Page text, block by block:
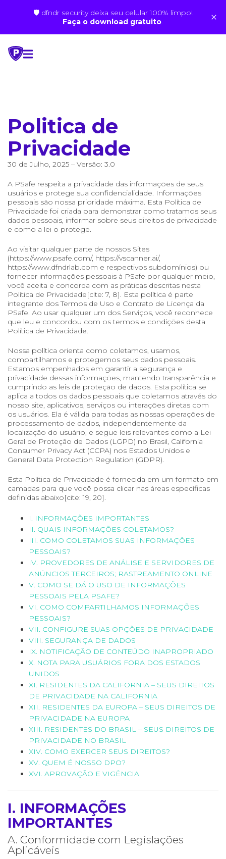
🛡 dfndr security deixa seu celular 100% limpo!
Faça o download gratuito. ×
content
Politica de
Privacidade
30 de Julho, 2025 – Versão: 3.0
A PSafe respeita a privacidade das informações de seus
usuários e protege sua confidencialidade. Informações
pessoais são nossa prioridade máxima. Esta Política de
Privacidade foi criada para demonstrar como tratamos seus
dados pessoais, informar sobre seus direitos de privacidade
e como a lei o protege.
Ao visitar qualquer parte de nossos Sites
(https://www.psafe.com/, https://vscanner.ai/,
https://www.dfndrlab.com e respectivos subdomínios) ou
fornecer informações pessoais à PSafe por qualquer meio,
você aceita e concorda com as práticas descritas nesta
Política de Privacidade[cite: 7, 8]. Esta política é parte
integrante dos Termos de Uso e Contrato de Licença da
PSafe. Ao usar qualquer um dos Serviços, você reconhece
que leu e concordou com os termos e condições desta
Política de Privacidade.
Nossa política orienta como coletamos, usamos,
compartilhamos e protegemos seus dados pessoais.
Estamos empenhados em garantir a segurança e
privacidade dessas informações, mantendo transparência e
cumprindo as leis de proteção de dados. Esta política se
aplica a todos os dados pessoais que coletamos através do
nosso site, aplicativos, serviços ou interações diretas com
os usuários. Ela é válida para todas as nossas operações de
processamento de dados, independentemente da
localização do usuário, e segue leis relevantes como a Lei
Geral de Proteção de Dados (LGPD) no Brasil, California
Consumer Privacy Act (CCPA) nos Estados Unidos e
General Data Protection Regulation (GDPR).
Esta Política de Privacidade é fornecida em um formato em
camadas para que você possa clicar nas áreas específicas
definidas abaixo[cite: 19, 20].
I. INFORMAÇÕES IMPORTANTES
II. QUAIS INFORMAÇÕES COLETAMOS?
III. COMO COLETAMOS SUAS INFORMAÇÕES
PESSOAIS?
IV. PROVEDORES DE ANÁLISE E SERVIDORES DE
ANÚNCIOS TERCEIROS; RASTREAMENTO ONLINE
V. COMO SE DÁ O USO DE INFORMAÇÕES
PESSOAIS PELA PSAFE?
VI. COMO COMPARTILHAMOS INFORMAÇÕES
PESSOAIS?
VII. CONFIGURE SUAS OPÇÕES DE PRIVACIDADE
VIII. SEGURANÇA DE DADOS
IX. NOTIFICAÇÃO DE CONTEÚDO INAPROPRIADO
X. NOTA PARA USUÁRIOS FORA DOS ESTADOS
UNIDOS
XI. RESIDENTES DA CALIFORNIA – SEUS DIREITOS
DE PRIVACIDADE NA CALIFORNIA
XII. RESIDENTES DA EUROPA – SEUS DIREITOS DE
PRIVACIDADE NA EUROPA
XIII. RESIDENTES DO BRASIL – SEUS DIREITOS DE
PRIVACIDADE NO BRASIL
XIV. COMO EXERCER SEUS DIREITOS?
XV. QUEM É NOSSO DPO?
XVI. APROVAÇÃO E VIGÊNCIA
I. INFORMAÇÕES
IMPORTANTES
A. Conformidade com Legislações
Aplicáveis